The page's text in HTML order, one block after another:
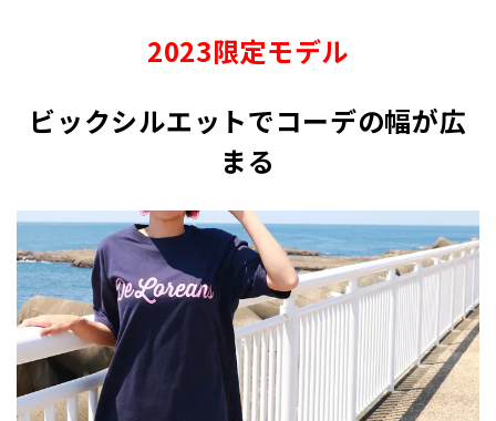
2023限定モデル
ビックシルエットでコーデの幅が広
まる